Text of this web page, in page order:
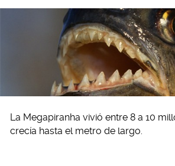
La Megapiranha vivió entre 8 a 10
crecía hasta el metro de largo.